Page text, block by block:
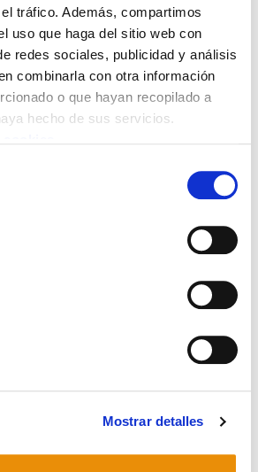
tráfico. Además, compartimos
uso que haga del sitio web con
redes sociales, publicidad y análisis
combinarla con otra información
o que hayan recopilado a
hecho de sus servicios.
Mostrar detalles